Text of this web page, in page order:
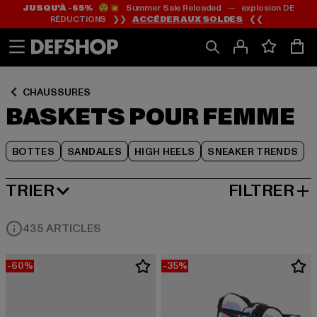
Passer
au
Passer
au
de
JUSQU’À -65%😲💥 Summer Sale Reloaded — explosion DE
RÉDUCTIONS ❯❯ACCÉDER AUX SOLDES ❮❮
CHAUSSURES
BASKETS POUR FEMME
BOTTES SANDALES HIGH HEELS SNEAKER TRENDS
Passer
au
de
TRIER
MEILLEURES VENTES FILTRER
435 ARTICLES
-60% -35%